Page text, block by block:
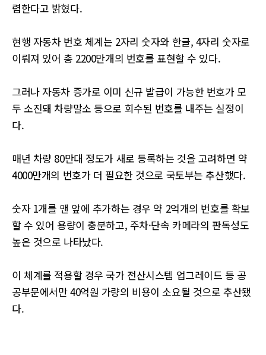
렴한다고 밝혔다.
현행 자동차 번호 체계는 2자리 숫자와 한글, 4자리 숫자로
이뤄져 있어 총 2200만개의 번호를 표현할 수 있다.
그러나 자동차 증가로 이미 신규 발급이 가능한 번호가 모
두 소진돼 차량말소 등으로 회수된 번호를 내주는 실정이
다.
매년 차량 80만대 정도가 새로 등록하는 것을 고려하면 약
4000만개의 번호가 더 필요한 것으로 국토부는 추산했다.
숫자 1개를 맨 앞에 추가하는 경우 약 2억개의 번호를 확보
할 수 있어 용량이 충분하고, 주차·단속 카메라의 판독성도
높은 것으로 나타났다.
이 체계를 적용할 경우 국가 전산시스템 업그레이드 등 공
공부문에서만 40억원 가량의 비용이 소요될 것으로 추산됐
다.